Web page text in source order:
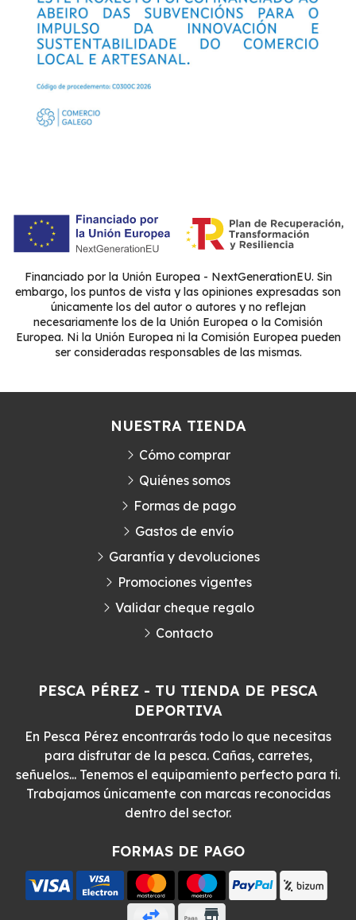
Financiado por la Unión Europea - NextGenerationEU. Sin
embargo, los puntos de vista y las opiniones expresadas son
únicamente los del autor o autores y no reflejan
necesariamente los de la Unión Europea o la Comisión
Europea. Ni la Unión Europea ni la Comisión Europea pueden
ser consideradas responsables de las mismas.
PESCA PÉREZ - TU TIENDA DE PESCA
DEPORTIVA
En Pesca Pérez encontrarás todo lo que necesitas
para disfrutar de la pesca. Cañas, carretes,
señuelos... Tenemos el equipamiento perfecto para ti.
Trabajamos únicamente con marcas reconocidas
dentro del sector.
FORMAS DE PAGO
NUESTRA TIENDA
Cómo comprar
Quiénes somos
Formas de pago
Gastos de envío
Garantía y devoluciones
Promociones vigentes
Validar cheque regalo
Contacto